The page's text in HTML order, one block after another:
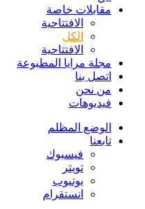
مقابلات خاصة
الافتتاحیة
الكل
الافتتاحیة
مجلة مرايا المطبوعة
اتصل بنا
من نحن
فيديوهات
الوضع المظلم
تابعنا
فيسبوك
تويتر
يوتيوب
انستقرام